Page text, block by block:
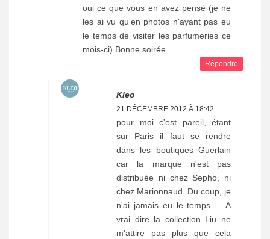
oui ce que vous en avez pensé (je ne
les ai vu qu'en photos n'ayant pas eu
le temps de visiter les parfumeries ce
mois-ci).Bonne soirée.
Répondre
Kleo
21 DÉCEMBRE 2012 À 18:42
pour moi c'est pareil, étant
sur Paris il faut se rendre
dans les boutiques Guerlain
car la marque n'est pas
distribuée ni chez Sepho, ni
chez Marionnaud. Du coup, je
n'ai jamais eu le temps ... A
vrai dire la collection Liu ne
m'attire pas plus que cela